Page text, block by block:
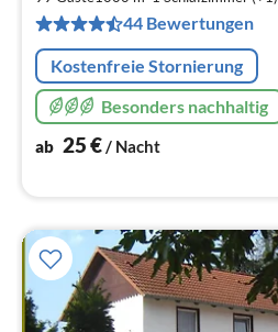
44 Bewertungen
Kostenfreie Stornierung
Besonders nachhaltig
ab 25€/ Nacht